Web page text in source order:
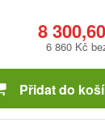
8
6 860 Kč
Přidat do